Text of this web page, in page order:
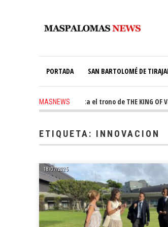
PORTADA SAN BARTOLOMÉ DE
MASNEWS
Ale Martín conquista el trono de THE KING OF
ETIQUETA: INNOVACION
18/07/2025